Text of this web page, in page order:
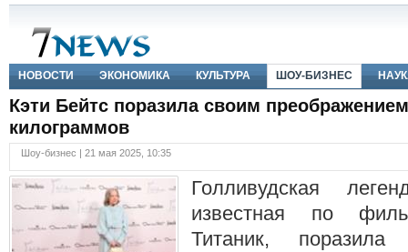
НОВОСТИ ЭКОНОМИКА КУЛЬТУРА ШОУ-БИЗНЕС
Кэти Бейтс поразила своим
килограммов
Шоу-бизнес | 21 мая 2025, 10:35
Голливудская
известная по
Титаник,